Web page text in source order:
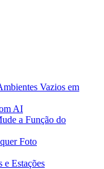
Vazios em
AI
a Função do
Foto
e Estações